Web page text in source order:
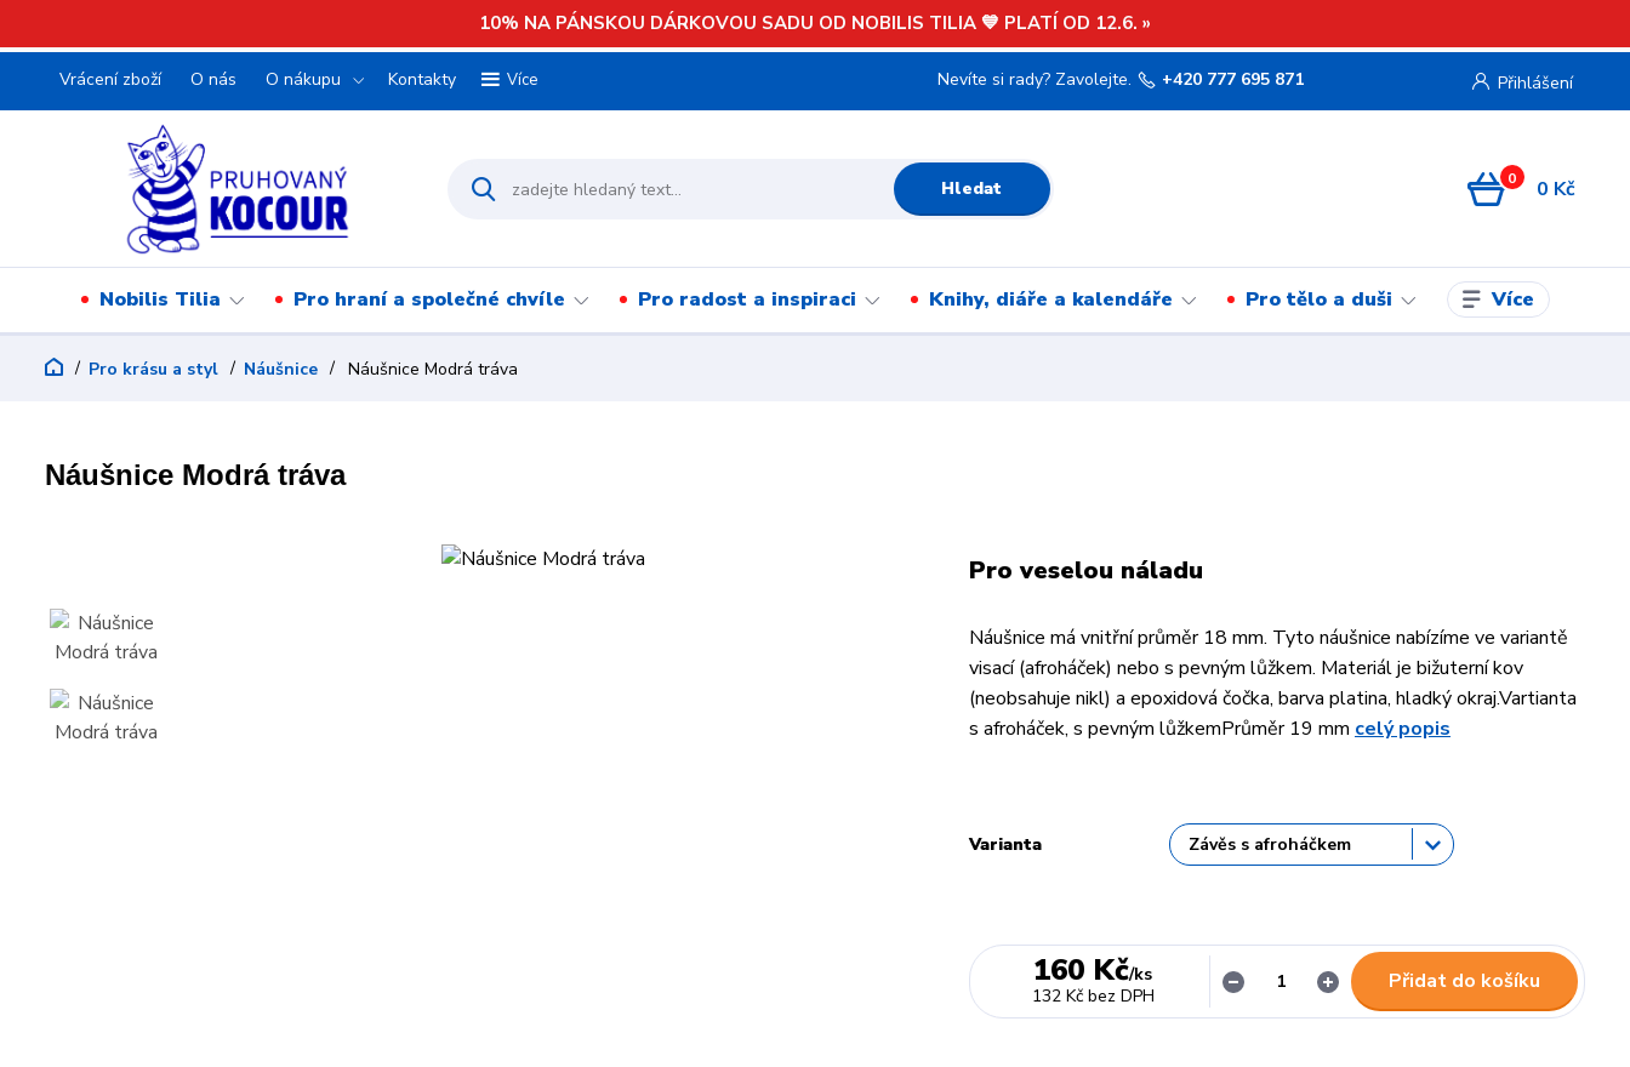
10% NA PÁNSKOU DÁRKOVOU SADU OD NOBILIS TILIA 💙 PLATÍ OD 12.6. »
Vrácení zboží O nás O nákupu Kontakty Více Přihlášení
Hledat
Nevíte si rady? Zavolejte. +420 777 695 871
0 0 Kč
Nobilis Tilia Pro hraní a společné chvíle Pro radost a inspiraci Knihy, diáře a kalendáře Pro tělo a duši Více
Pro krásu a styl Náušnice Náušnice Modrá tráva
Náušnice Modrá tráva
Pro veselou náladu
Náušnice má vnitřní průměr 18 mm. Tyto náušnice nabízíme ve variantě
visací (afroháček) nebo s pevným lůžkem. Materiál je bižuterní kov
(neobsahuje nikl) a epoxidová čočka, barva platina, hladký okraj.Vartianta
s afroháček, s pevným lůžkemPrůměr 19 mm celý popis
Varianta
160 Kč/ks
132 Kč bez DPH
Přidat do košíku